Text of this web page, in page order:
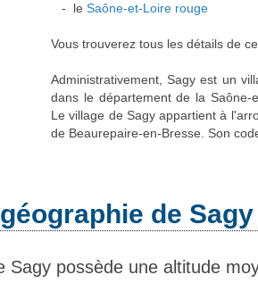
- le Saône-et-Loire rouge
Vous trouverez tous les détails de
Administrativement, Sagy est un
dans le département de la
Le village de Sagy appartient à
de Beaurepaire-en-Bresse. Son
de Sagy
Sagy possède une altitude